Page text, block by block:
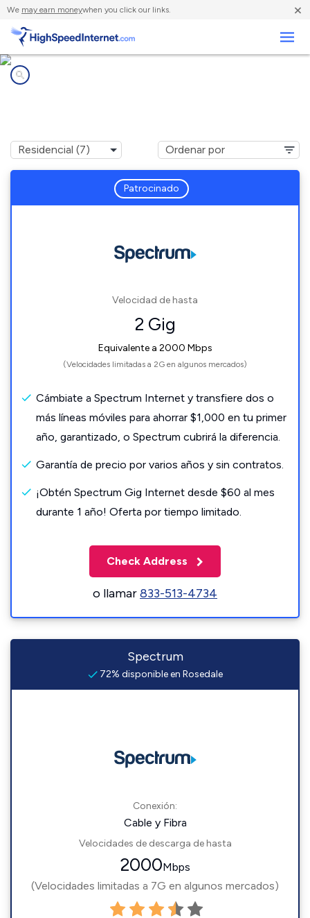
We may earn moneywhen you click our links. ×
Patrocinado
Velocidad de hasta
2 Gig
Equivalente a 2000 Mbps
(Velocidades limitadas a 2G en algunos mercados)
Cámbiate a Spectrum Internet y transfiere dos o
más líneas móviles para ahorrar $1,000 en tu primer
año, garantizado, o Spectrum cubrirá la diferencia.
Garantía de precio por varios años y sin contratos.
¡Obtén Spectrum Gig Internet desde $60 al mes
durante 1 año! Oferta por tiempo limitado.
Check Address
o llamar833-513-4734
Spectrum
72% disponible en Rosedale
Conexión:
Cable y Fibra
Velocidades de descarga de hasta
2000Mbps
(Velocidades limitadas a 7G en algunos mercados)